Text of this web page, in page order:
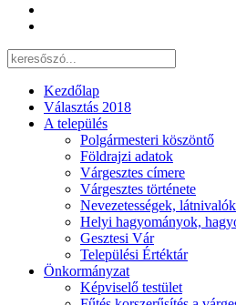
Kezdőlap
Választás 2018
A település
Polgármesteri köszöntő
Földrajzi adatok
Várgesztes címere
Várgesztes története
Nevezetességek, látnivalók
Helyi hagyományok,
Gesztesi Vár
Települési Értéktár
Önkormányzat
Képviselő testület